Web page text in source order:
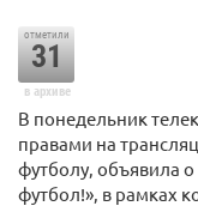
отметили
31
в архиве
В понедельник
правами на
футболу, объявила
футбол!», в рамках